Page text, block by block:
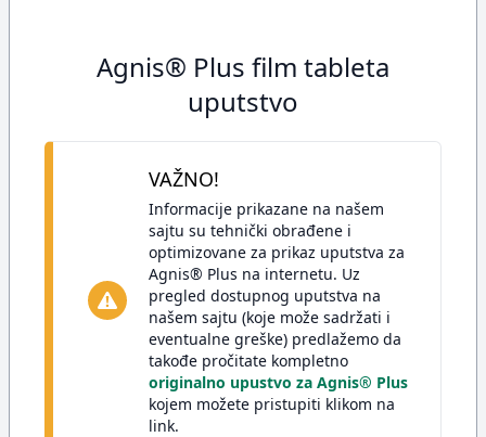
Agnis® Plus film tableta
uputstvo
VAŽNO!
Informacije prikazane na našem
sajtu su tehnički obrađene i
optimizovane za prikaz uputstva za
Agnis® Plus na internetu. Uz
pregled dostupnog uputstva na
našem sajtu (koje može sadržati i
eventualne greške) predlažemo da
takođe pročitate kompletno
originalno upustvo za Agnis® Plus
kojem možete pristupiti klikom na
link.